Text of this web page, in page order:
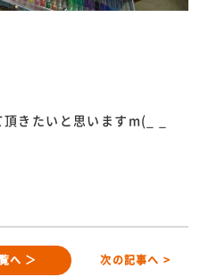
きたいと思いますm(_ _
へ ＞ 次の記事へ >